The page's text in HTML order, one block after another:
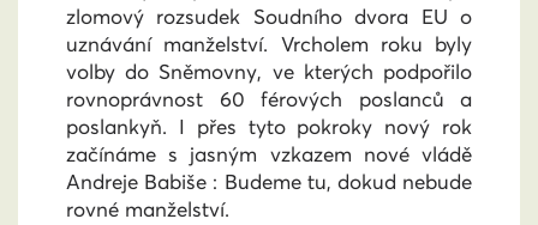
zlomový rozsudek Soudního dvora EU o
uznávání manželství. Vrcholem roku byly
volby do Sněmovny, ve kterých podpořilo
rovnoprávnost 60 férových poslanců a
poslankyň. I přes tyto pokroky nový rok
začínáme s jasným vzkazem nové vládě
Andreje Babiše : Budeme tu, dokud nebude
rovné manželství.